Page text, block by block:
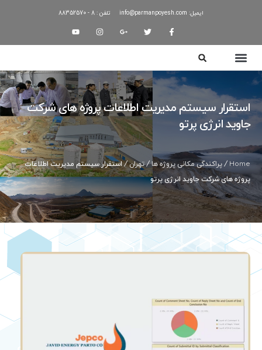
ایمیل: info@parmanpoyesh.com تلفن : 8 - 88352570
استقرار سیستم مدیریت اطلاعات پروژه های شرکت
جاوید انرژی پرتو
Home
/ پراکندگی مکانی پروژه ها/تهران/ استقرار سیستم مدیریت اطلاعات
پروژه های شرکت جاوید انرژی پرتو